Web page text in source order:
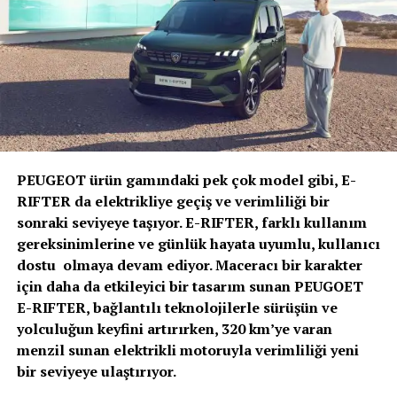
kabin içi boyutları ve konfor özelliklerine sahip olan
Doblò ve Scudo’nun elektrikli versiyonları,
kullanıcılarına bireysel ve ticari ihtiyaçlara uygun
verimli çözümler, iş sürekliliğini ve düşük kullanım
maliyetlerini garanti eden araç sahipliği deneyimi
sunuyor.
FIAT Marka Direktörü Altan Aytaç: “FIAT
Professional olarak, orta ticari araç segmentindeki
varlığımızı, geçtiğimiz yıl pazara yeniden
sunduğumuz Scudo ve Türkiye’de ilk defa tüketiciler
ile buluşturduğumuz Ulysse modelleri ile tazeledik.
Bu yıl haziran ayında Yeni Doblò’yu pazara sunduk.
Şimdi ise Doblò ve Scudo modellerimizin, elektrikli
motorla donatılan versiyonlarını tüketicilerle
buluşturuyoruz. Hafif ticari araç segmentindeki
PEUGEOT ürün gamındaki pek çok model gibi, E-
RIFTER da elektrikliye geçiş ve verimliliği bir
sonraki seviyeye taşıyor. E-RIFTER, farklı kullanım
gereksinimlerine ve günlük hayata uyumlu, kullanıcı
dostu olmaya devam ediyor. Maceracı bir karakter
için daha da etkileyici bir tasarım sunan PEUGOET
E-RIFTER, bağlantılı teknolojilerle sürüşün ve
yolculuğun keyfini artırırken, 320 km’ye varan
menzil sunan elektrikli motoruyla verimliliği yeni
bir seviyeye ulaştırıyor.